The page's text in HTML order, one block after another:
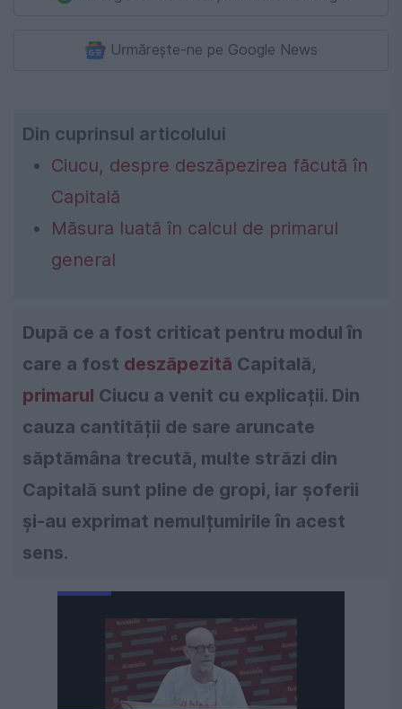
Urmărește-ne pe Google News
Din cuprinsul articolului
Ciucu, despre deszăpezirea făcută în
Capitală
Măsura luată în calcul de primarul
general
După ce a fost criticat pentru modul în
care a fost deszăpezită Capitală,
primarul Ciucu a venit cu explicații. Din
cauza cantității de sare aruncate
săptămâna trecută, multe străzi din
Capitală sunt pline de gropi, iar șoferii
și-au exprimat nemulțumirile în acest
sens.